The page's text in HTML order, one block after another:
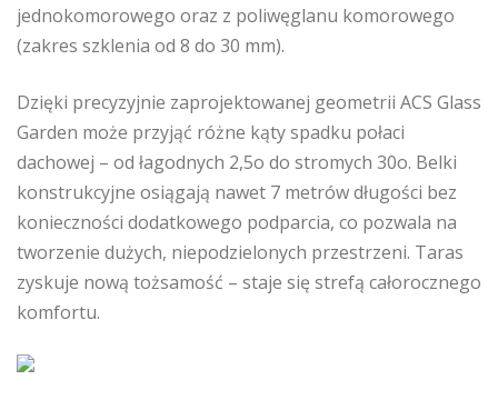
jednokomorowego oraz z poliwęglanu komorowego
(zakres szklenia od 8 do 30 mm).
Dzięki precyzyjnie zaprojektowanej geometrii ACS Glass
Garden może przyjąć różne kąty spadku połaci
dachowej – od łagodnych 2,5o do stromych 30o. Belki
konstrukcyjne osiągają nawet 7 metrów długości bez
konieczności dodatkowego podparcia, co pozwala na
tworzenie dużych, niepodzielonych przestrzeni. Taras
zyskuje nową tożsamość – staje się strefą całorocznego
komfortu.